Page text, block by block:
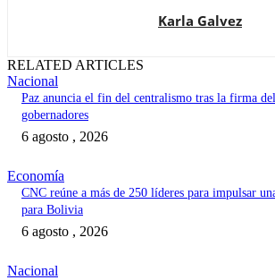
Karla Galvez
RELATED ARTICLES
Nacional
Paz anuncia el fin del centralismo tras la firma
gobernadores
6 agosto , 2026
Economía
CNC reúne a más de 250 líderes para impulsar
para Bolivia
6 agosto , 2026
Nacional